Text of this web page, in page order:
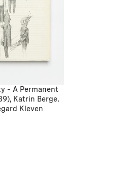
– A Permanent
Katrin Berge.
Kleven